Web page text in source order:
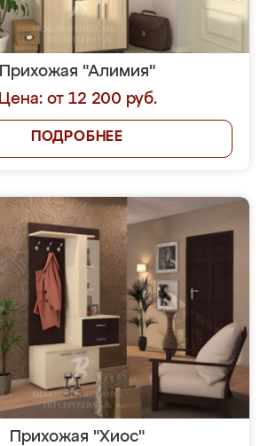
Прихожая "Алимия"
Цена: от 12 200 руб.
ПОДРОБНЕЕ
Прихожая "Хиос"